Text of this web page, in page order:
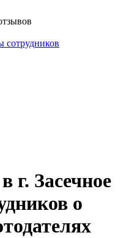
г. Засечное
о